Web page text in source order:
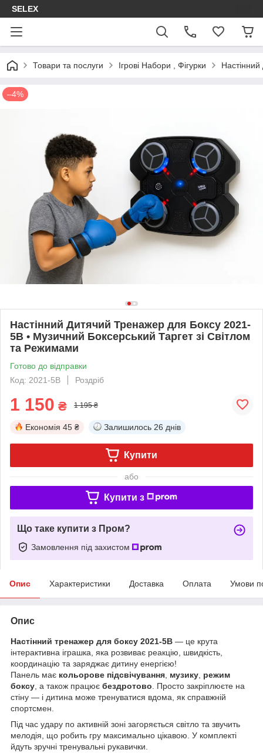
SELEX
Товари та послуги Ігрові Набори , Фігурки
–4%
Настінний Дитячий Тренажер для Боксу 2021-
5B • Музичний Боксерський Таргет зі Світлом
та Режимами
Готово до відправки
Код: 2021-5B
Роздріб
1 150 ₴ 1 195 ₴
Економія 45 ₴ Залишилось 26 днів
Купити
або
Купити з
Що таке купити з Пром?
Замовлення під захистом
Опис Характеристики Доставка Оплата Умови
Опис
Настінний тренажер для боксу 2021-5B — це крута
інтерактивна іграшка, яка розвиває реакцію, швидкість,
координацію та заряджає дитину енергією!
Панель має кольорове підсвічування музику режим
боксу , а також працює бездротово . Просто закріплюєте на
стіну — і дитина може тренуватися вдома, як справжній
спортсмен.
Під час удару по активній зоні загоряється світло та звучить
мелодія, що робить гру максимально цікавою. У комплекті
йдуть зручні тренувальні рукавички.